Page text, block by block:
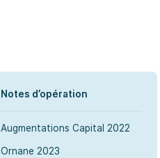
Notes d’opération
Augmentations Capital 2022
Ornane 2023